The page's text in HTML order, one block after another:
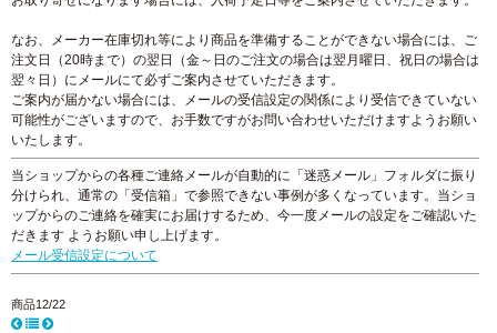
なお、メーカー在庫切れ等により商品を準備することができない場合には、ご
注文日（20時まで）の翌日（金～日のご注文の場合は翌月曜日、祝日の場合は
翌々日）にメールにて必ずご案内させていただきます。
ご案内が届かない場合には、メールの受信設定の関係により受信できていない
可能性がございますので、お手数ですがお問い合わせいただけますようお願い
いたします。
当ショップからの各種ご連絡メールが自動的に「迷惑メール」フォルダに振り
分けられ、通常の「受信箱」で参照できない事例が多くなっています。当ショ
ップからのご連絡を確実にお届けするため、今一度メールの設定をご確認いた
だきます ようお願い申し上げます。
メール受信設定について
商品12/22